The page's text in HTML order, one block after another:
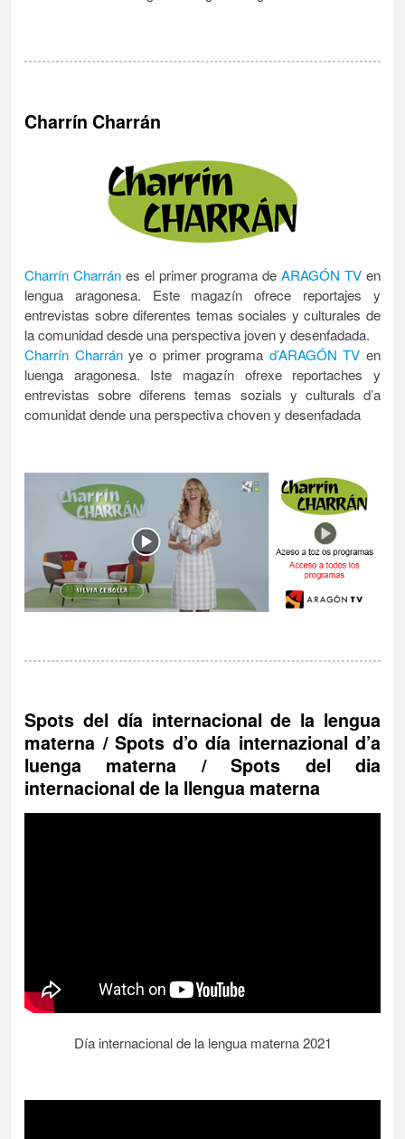
Charrín Charrán
Charrín Charránes el primer programa deARAGÓN TV en
lengua aragonesa. Este magazín ofrece reportajes y
entrevistas sobre diferentes temas sociales y culturales de
la comunidad desde una perspectiva joven y desenfadada.
Charrín Charránye o primer programa d’ARAGÓN TV en
luenga aragonesa. Iste magazín ofrexe reportaches y
entrevistas sobre diferens temas sozials y culturals d’a
comunidat dende una perspectiva choven y desenfadada
Spots del día internacional de la lengua
materna / Spots d’o día internazional d’a
luenga materna / Spots del dia
internacional de la llengua materna
Día internacional de la lengua materna 2021